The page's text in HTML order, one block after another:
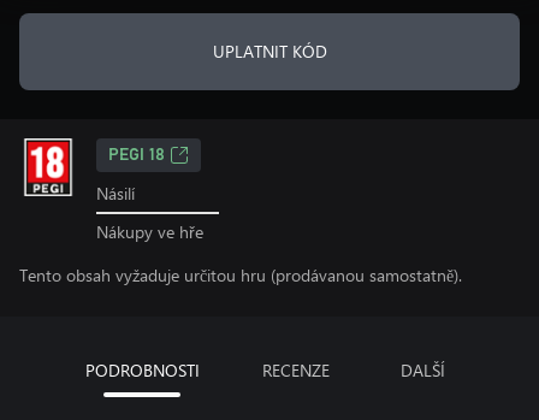
UPLATNIT KÓD
PEGI 18
Násilí
Nákupy ve hře
Tento obsah vyžaduje určitou hru (prodávanou samostatně).
PODROBNOSTI RECENZE DALŠÍ